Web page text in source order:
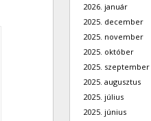
2026. január
2025. december
2025. november
2025. október
2025. szeptember
2025. augusztus
2025. július
2025. június